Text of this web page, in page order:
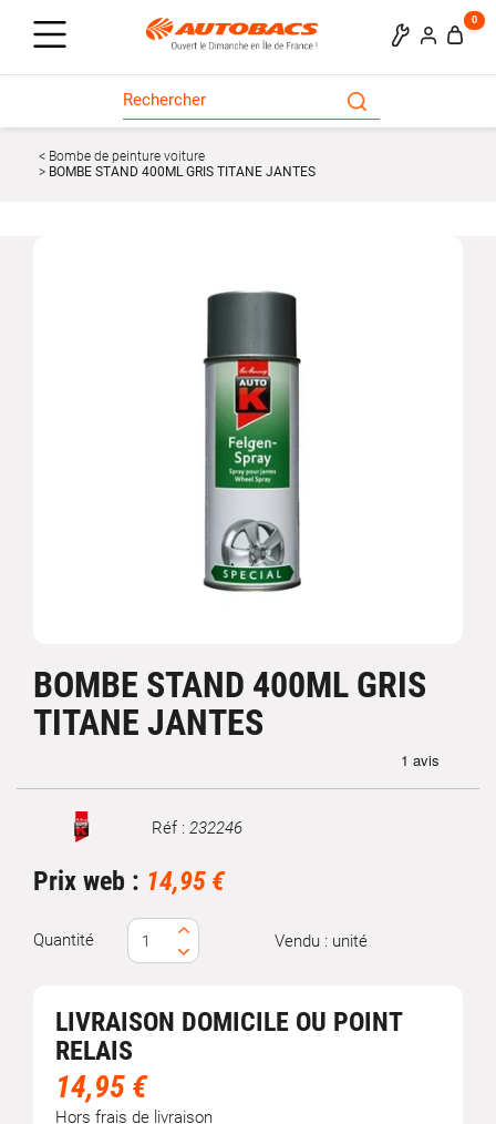
0
Bombe de peinture voiture
BOMBE STAND 400ML GRIS TITANE JANTES
BOMBE STAND 400ML GRIS
TITANE JANTES
Marque Réf : 232246
Prix web : 14,95 €
Quantité Vendu : unité
LIVRAISON DOMICILE OU POINT
RELAIS
14,95 €
Hors frais de livraison